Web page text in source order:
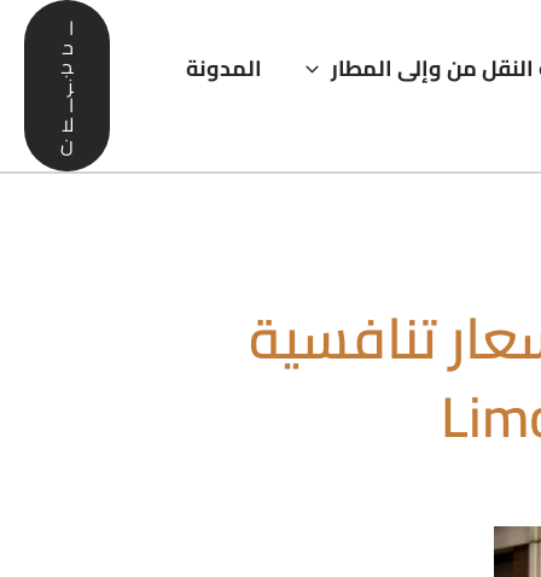
من وإلى المطار
المدونة
ا
ح
ج
ز
ا
لا
ن
تنافسية